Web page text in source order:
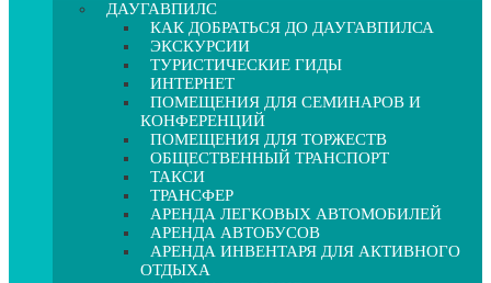
ДАУГАВПИЛС
КАК ДОБРАТЬСЯ ДО ДАУГАВПИЛСА
ЭКСКУРСИИ
ТУРИСТИЧЕСКИЕ ГИДЫ
ИНТЕРНЕТ
ПОМЕЩЕНИЯ ДЛЯ СЕМИНАРОВ И
КОНФЕРЕНЦИЙ
ПОМЕЩЕНИЯ ДЛЯ ТОРЖЕСТВ
ОБЩЕСТВЕННЫЙ ТРАНСПОРТ
ТАКСИ
ТРАНСФЕР
АРЕНДА ЛЕГКОВЫХ АВТОМОБИЛЕЙ
АРЕНДА АВТОБУСОВ
АРЕНДА ИНВЕНТАРЯ ДЛЯ АКТИВНОГО
ОТДЫХА